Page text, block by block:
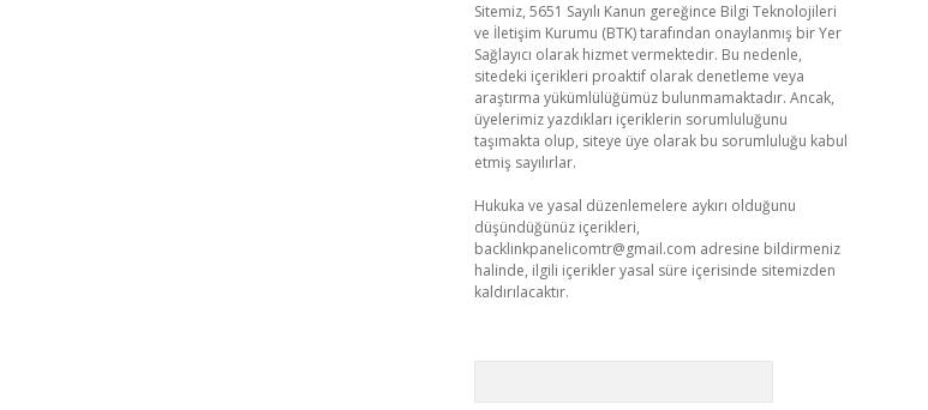
Sitemiz, 5651 Sayılı Kanun gereğince Bilgi Teknolojileri
ve İletişim Kurumu (BTK) tarafından onaylanmış bir Yer
Sağlayıcı olarak hizmet vermektedir. Bu nedenle,
sitedeki içerikleri proaktif olarak denetleme veya
araştırma yükümlülüğümüz bulunmamaktadır. Ancak,
üyelerimiz yazdıkları içeriklerin sorumluluğunu
taşımakta olup, siteye üye olarak bu sorumluluğu kabul
etmiş sayılırlar.
Hukuka ve yasal düzenlemelere aykırı olduğunu
düşündüğünüz içerikleri,
backlinkpanelicomtr@gmail.com adresine bildirmeniz
halinde, ilgili içerikler yasal süre içerisinde sitemizden
kaldırılacaktır.